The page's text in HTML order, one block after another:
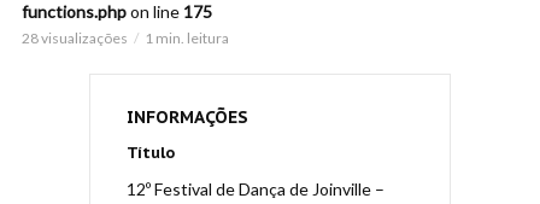
functions.phpon line 175
28 visualizações 1 min. leitura
INFORMAÇÕES
Título
12º Festival de Dança de Joinville –